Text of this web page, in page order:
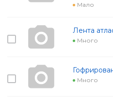
Мало
Лента
Много
Много